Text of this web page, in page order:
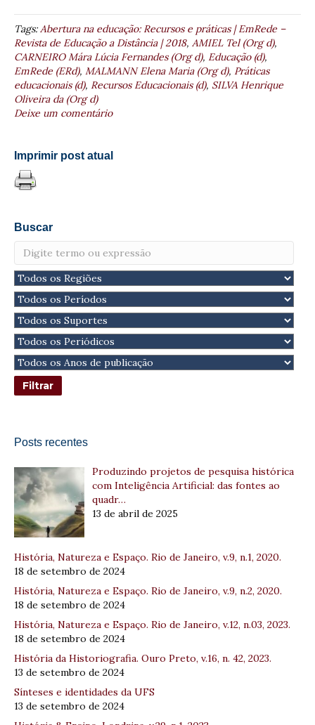
Tags:Abertura na educação: Recursos e práticas | EmRede –
Revista de Educação a Distância | 2018, AMIEL Tel (Org d),
CARNEIRO Mára Lúcia Fernandes (Org d), Educação (d),
EmRede (ERd), MALMANN Elena Maria (Org d), Práticas
educacionais (d), Recursos Educacionais (d), SILVA Henrique
Oliveira da (Org d)
Deixe um comentário
Imprimir post atual
Buscar
Posts recentes
Produzindo projetos de pesquisa histórica
com Inteligência Artificial: das fontes ao
quadr…
13 de abril de 2025
História, Natureza e Espaço. Rio de Janeiro, v.9, n.1, 2020.
18 de setembro de 2024
História, Natureza e Espaço. Rio de Janeiro, v.9, n.2, 2020.
18 de setembro de 2024
História, Natureza e Espaço. Rio de Janeiro, v.12, n.03, 2023.
18 de setembro de 2024
História da Historiografia. Ouro Preto, v.16, n. 42, 2023.
13 de setembro de 2024
Sínteses e identidades da UFS
13 de setembro de 2024